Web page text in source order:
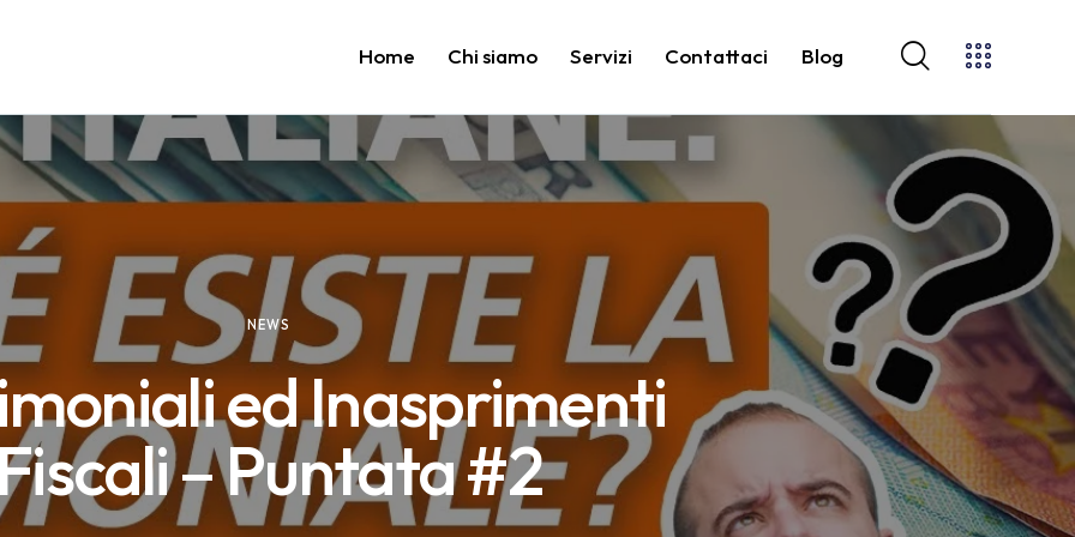
Home Chi siamo Servizi Contattaci Blog
NEWS
ed Inasprimenti
– Puntata #2